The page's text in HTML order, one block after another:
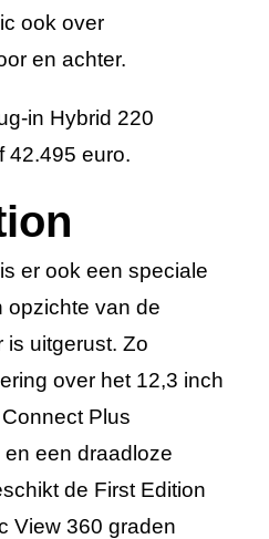
ook over
en achter.
in Hybrid 220
42.495 euro.
er ook een speciale
opzichte van de
is uitgerust. Zo
over het 12,3 inch
Plus
een draadloze
de First Edition
View 360 graden